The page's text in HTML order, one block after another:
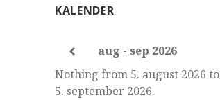
KALENDER
aug - sep 2026
Nothing from 5. august 2026 to
5. september 2026.